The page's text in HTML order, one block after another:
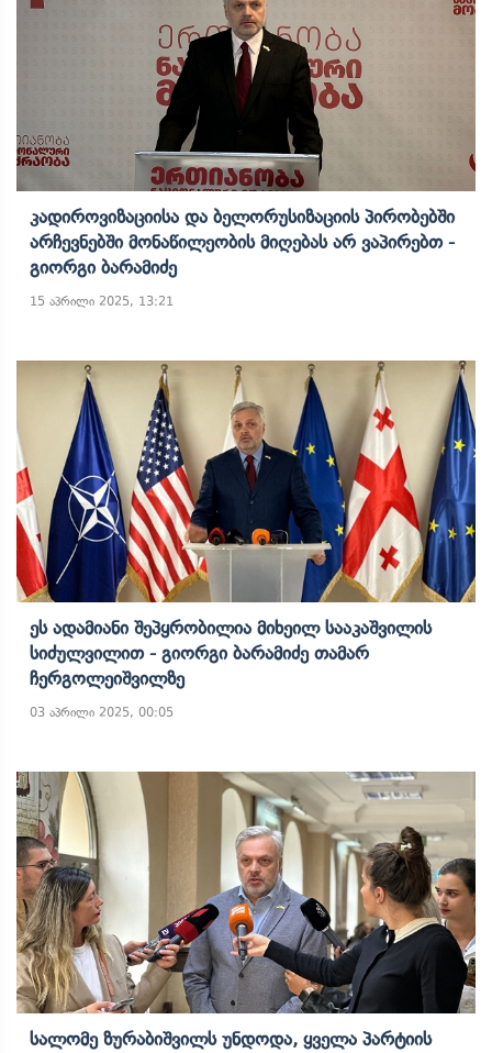
Კადიროვიზაციისა Და Ბელორუსიზაციის Პირობებში
Არჩევნებში Მონაწილეობის Მიღებას Არ Ვაპირებთ -
Გიორგი Ბარამიძე
15 აპრილი 2025, 13:21
Ეს Ადამიანი Შეპყრობილია Მიხეილ Სააკაშვილის
Სიძულვილით - Გიორგი Ბარამიძე Თამარ
Ჩერგოლეიშვილზე
03 აპრილი 2025, 00:05
Სალომე Ზურაბიშვილს Უნდოდა, Ყველა Პარტიის